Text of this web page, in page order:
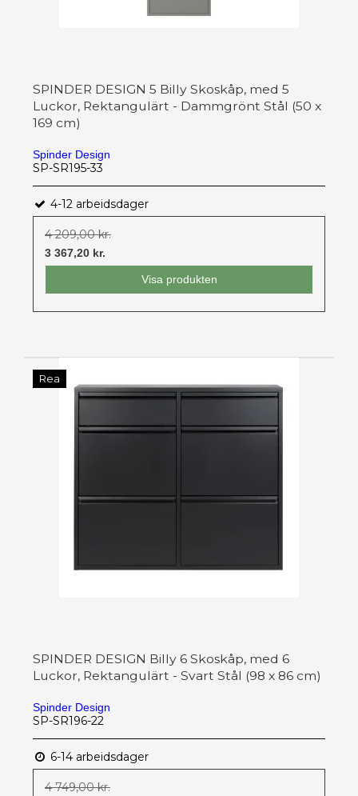
SPINDER DESIGN 5 Billy Skoskåp, med 5
Luckor, Rektangulärt - Dammgrönt Stål (50 x
169 cm)
Spinder Design
SP-SR195-33
4-12 arbeidsdager
4 209,00 kr.
3 367,20 kr.
Visa produkten
Rea
SPINDER DESIGN Billy 6 Skoskåp, med 6
Luckor, Rektangulärt - Svart Stål (98 x 86 cm)
Spinder Design
SP-SR196-22
6-14 arbeidsdager
4 749,00 kr.